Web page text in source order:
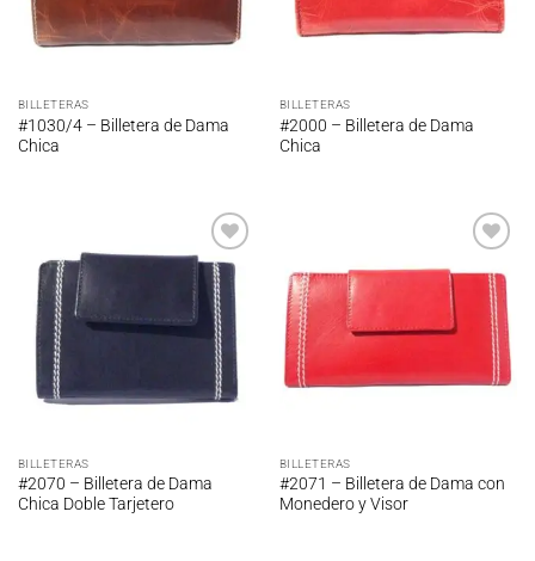
BILLETERAS
#1030/4 – Billetera de Dama
Chica
BILLETERAS
#2000 – Billetera de Dama
Chica
Añadir
a la
lista de
deseos
BILLETERAS
#2070 – Billetera de Dama
Chica Doble Tarjetero
a la
lista de
deseos
BILLETERAS
#2071 – Billetera de Dama con
Monedero y Visor